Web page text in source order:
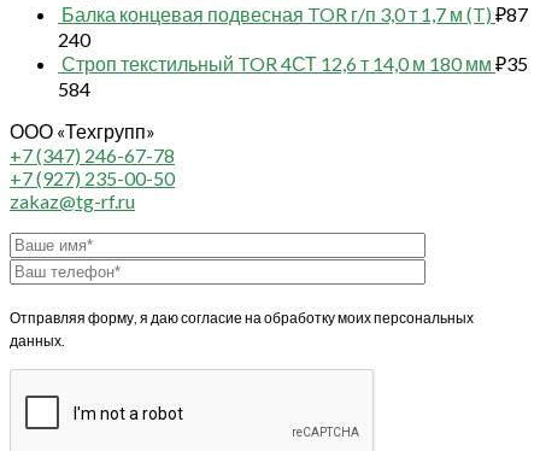
Балка концевая подвесная TOR г/п 3,0 т 1,7 м (T) ₽87
240
Строп текстильный TOR 4СТ 12,6 т 14,0 м 180 мм ₽35
584
ООО «Техгрупп»
+7 (347) 246-67-78
+7 (927) 235-00-50
zakaz@tg-rf.ru
Отправляя форму, я даю согласие на обработку моих персональных
данных.